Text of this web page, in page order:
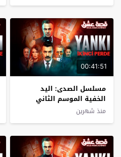
00:41:51
مسلسل الصدى: اليد
الخفية الموسم الثاني
الحلقة 8 مترجم
منذ شهرين